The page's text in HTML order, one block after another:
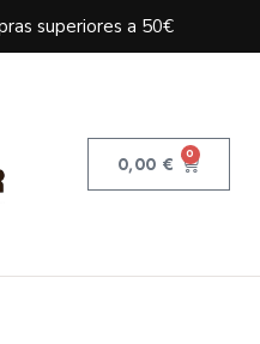
superiores a 50€
0,00 € 0